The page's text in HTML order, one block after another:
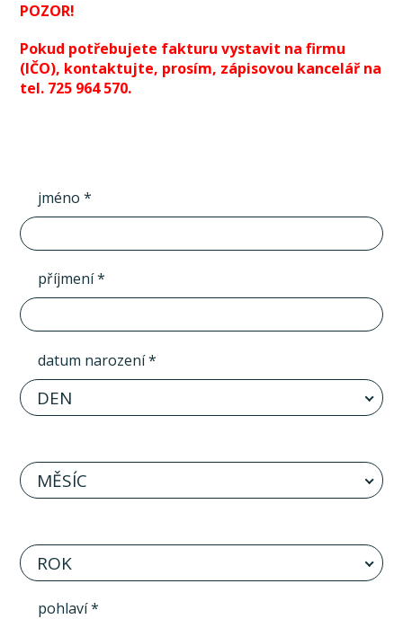
POZOR!
Pokud potřebujete fakturu vystavit na firmu
(IČO), kontaktujte, prosím, zápisovou kancelář na
tel. 725 964 570.
jméno *
příjmení *
datum narození *
DEN
MĚSÍC
ROK
pohlaví *